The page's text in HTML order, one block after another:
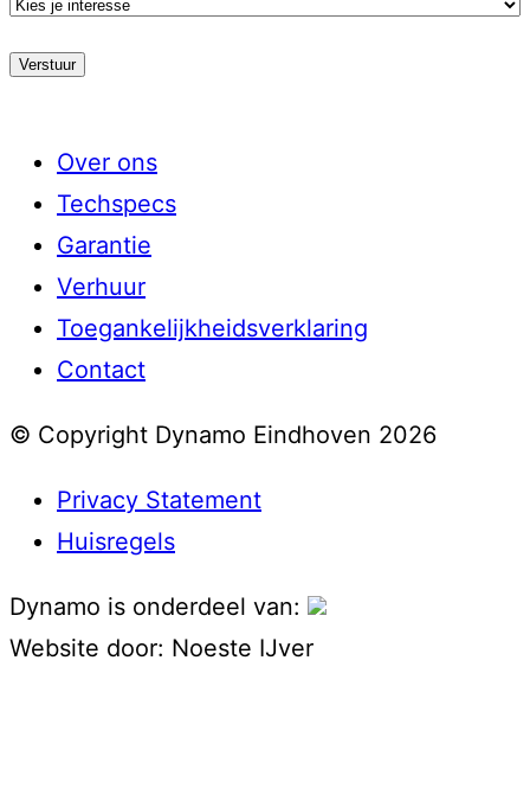
stroming
Over ons
Techspecs
Garantie
Verhuur
Toegankelijkheidsverklaring
Contact
© Copyright Dynamo Eindhoven 2026
Privacy Statement
Huisregels
Dynamo is onderdeel van:
Website door: Noeste IJver